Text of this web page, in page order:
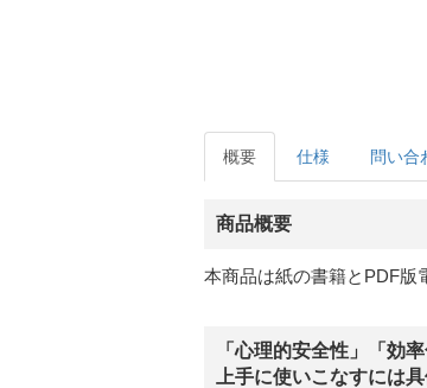
概要 仕様 問い合
商品概要
本商品は紙の書籍とPDF版
「心理的安全性」「効
上手に使いこなすには